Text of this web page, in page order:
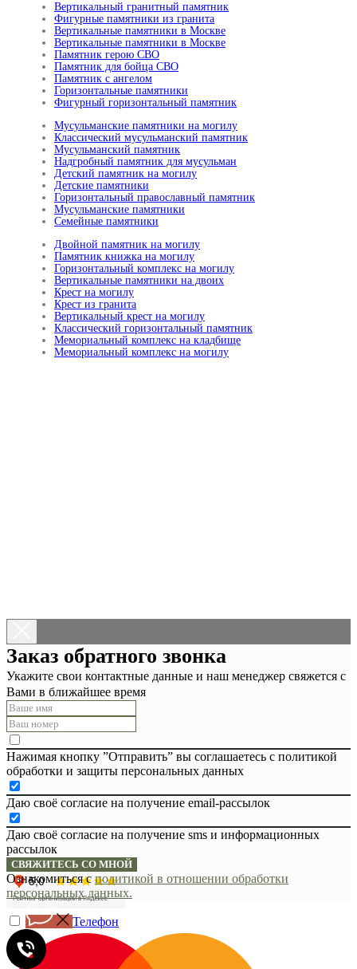
Вертикальный гранитный памятник
Фигурные памятники из гранита
Вертикальные памятники в Москве
Вертикальные памятники в Москве
Памятник герою СВО
Памятник для бойца СВО
Памятник с ангелом
Горизонтальные памятники
Фигурный горизонтальный памятник
Мусульманские памятники на могилу
Классический мусульманский памятник
Мусульманский памятник
Надгробный памятник для мусульман
Детский памятник на могилу
Детские памятники
Горизонтальный православный памятник
Мусульманские памятники
Семейные памятники
Двойной памятник на могилу
Памятник книжка на могилу
Горизонтальный комплекс на могилу
Вертикальные памятники на двоих
Крест на могилу
Крест из гранита
Вертикальный крест на могилу
Классический горизонтальный памятник
Мемориальный комплекс на кладбище
Мемориальный комплекс на могилу
Заказ обратного звонка
Укажите свои контактные данные и наш менеджер свяжется с
Вами в ближайшее время
Нажимая кнопку ”Отправить” вы соглашаетесь с политикой
обработки и защиты персональных данных
Даю своё согласие на получение email-рассылок
Даю своё согласие на получение sms и информационных
рассылок
СВЯЖИТЕСЬ СО МНОЙ
Ознакомиться сполитикой в отношении обработки
персональных данных.
Телефон